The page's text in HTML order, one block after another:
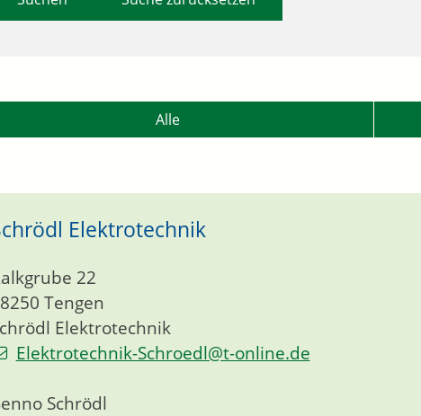
Alle
Elektrotechnik
Elektrotechnik
22
Tengen
Elektrotechnik-Schroedl@t-online.de
Schrödl